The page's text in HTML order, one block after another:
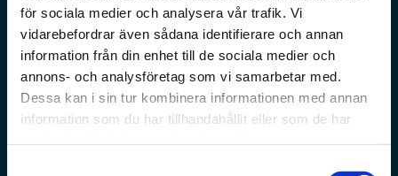
för sociala medier och analysera vår trafik. Vi
vidarebefordrar även sådana identifierare och annan
information från din enhet till de sociala medier och
annons- och analysföretag som vi samarbetar med.
Dessa kan i sin tur kombinera informationen med annan
information som du har tillhandahållit eller som de har